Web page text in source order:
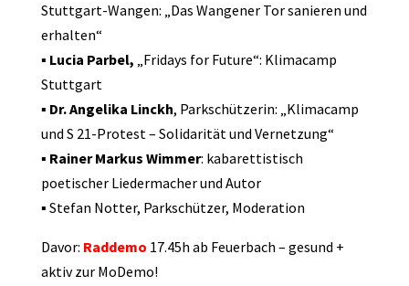
Stuttgart-Wangen: „Das Wangener Tor sanieren und
erhalten“
▪ Lucia Parbel, „Fridays for Future“: Klimacamp
Stuttgart
▪ Dr. Angelika Linckh, Parkschützerin: „Klimacamp
und S 21-Protest – Solidarität und Vernetzung“
▪ Rainer Markus Wimmer: kabarettistisch
poetischer Liedermacher und Autor
▪ Stefan Notter, Parkschützer, Moderation
Davor: Raddemo 17.45h ab Feuerbach – gesund +
aktiv zur MoDemo!